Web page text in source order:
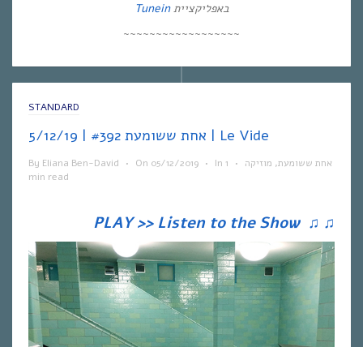
באפליקצייתTunein
~~~~~~~~~~~~~~~~~~
STANDARD
אחת ששומעת #392 | 5/12/19 | Le Vide
By Eliana Ben-David • On 05/12/2019 • In אחת ששומעת, מוזיקה •
1
min read
♫
♫
PLAY >> Listen to the Show